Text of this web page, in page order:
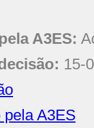
A3ES:
15-
A3ES